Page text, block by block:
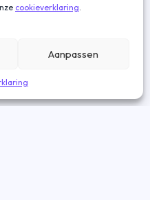
cookieverklaring.
Aanpassen